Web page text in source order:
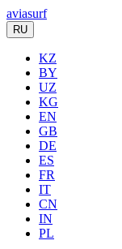
aviasurf
RU
KZ
BY
UZ
KG
EN
GB
DE
ES
FR
IT
CN
IN
PL